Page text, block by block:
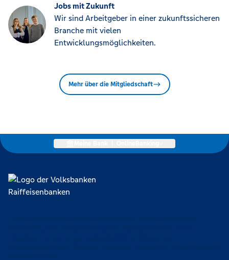
Jobs mit Zukunft
Wir sind Arbeitgeber in einer zukunftssicheren
Branche mit vielen
Entwicklungsmöglichkeiten.
Mehr über die Mitgliedschaft